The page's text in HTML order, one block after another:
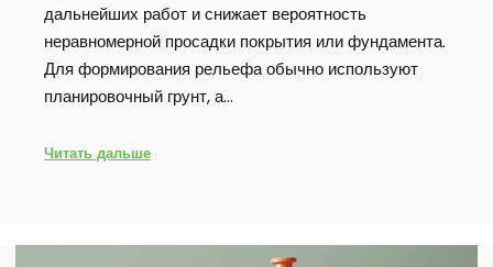
дальнейших работ и снижает вероятность
неравномерной просадки покрытия или фундамента.
Для формирования рельефа обычно используют
планировочный грунт, а…
Читать дальше